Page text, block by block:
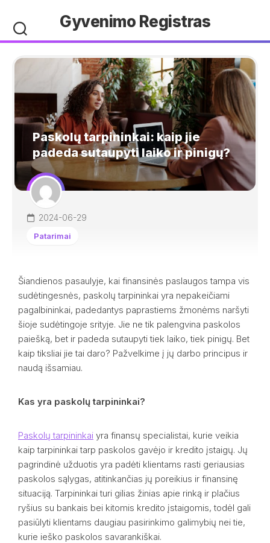
content
Gyvenimo Registras
Paskolų tarpininkai: kaip jie
padeda sutaupyti laiko ir pinigų?
2024-06-29
Patarimai
Šiandienos pasaulyje, kai finansinės paslaugos tampa vis
sudėtingesnės, paskolų tarpininkai yra nepakeičiami
pagalbininkai, padedantys paprastiems žmonėms naršyti
šioje sudėtingoje srityje. Jie ne tik palengvina paskolos
paiešką, bet ir padeda sutaupyti tiek laiko, tiek pinigų. Bet
kaip tiksliai jie tai daro? Pažvelkime į jų darbo principus ir
naudą išsamiau.
Kas yra paskolų tarpininkai?
Paskolų tarpininkai yra finansų specialistai, kurie veikia
kaip tarpininkai tarp paskolos gavėjo ir kredito įstaigų. Jų
pagrindinė užduotis yra padėti klientams rasti geriausias
paskolos sąlygas, atitinkančias jų poreikius ir finansinę
situaciją. Tarpininkai turi gilias žinias apie rinką ir plačius
ryšius su bankais bei kitomis kredito įstaigomis, todėl gali
pasiūlyti klientams daugiau pasirinkimo galimybių nei tie,
kurie ieško paskolos savarankiškai.